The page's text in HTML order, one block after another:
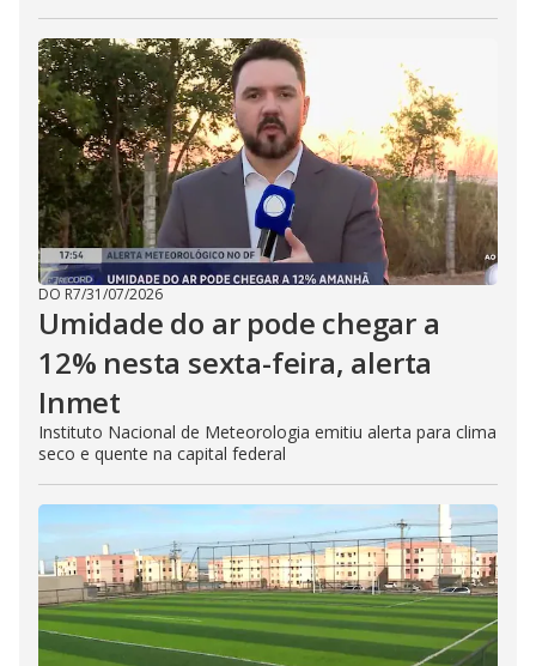
DO R7/31/07/2026
Umidade do ar pode chegar a
12% nesta sexta-feira, alerta
Inmet
Instituto Nacional de Meteorologia emitiu alerta para clima
seco e quente na capital federal